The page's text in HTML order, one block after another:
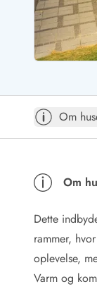
Sommerhuse i
Esmark Rejsecurity
Sommerhus ABC
Forbrugsafregning
Lån og lej
Rengøring
Gavekort
Book tidligt
Lejebetingelser
Om
Om
Dette
rammer,
oplevelse,
Varm og